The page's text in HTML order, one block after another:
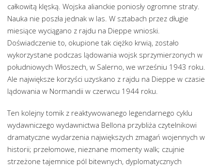
całkowitą klęską. Wojska alianckie poniosły ogromne straty.
Nauka nie poszła jednak w las. W sztabach przez długie
miesiące wyciągano z rajdu na Dieppe wnioski.
Doświadczenie to, okupione tak ciężko krwią, zostało
wykorzystane podczas lądowania wojsk sprzymierzonych w
południowych Włoszech, w Salerno, we wrześniu 1943 roku.
Ale największe korzyści uzyskano z rajdu na Dieppe w czasie
lądowania w Normandii w czerwcu 1944 roku.
Ten kolejny tomik z reaktywowanego legendarnego cyklu
wydawniczego wydawnictwa Bellona przybliża czytelnikowi
dramatyczne wydarzenia największych zmagań wojennych w
historii; przełomowe, nieznane momenty walk; czujnie
strzeżone tajemnice pól bitewnych, dyplomatycznych